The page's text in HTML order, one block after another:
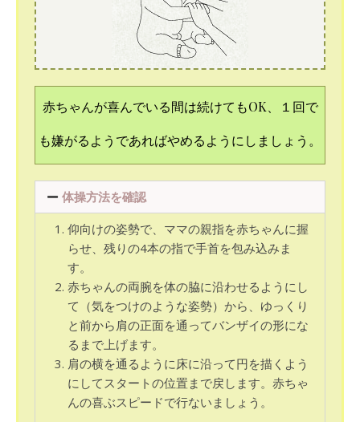
赤ちゃんが喜んでいる間は続けてもOK、１回で
も嫌がるようであればやめるようにしましょう。
体操方法を確認
仰向けの姿勢で、ママの親指を赤ちゃんに握
らせ、残りの4本の指で手首を包み込みま
す。
赤ちゃんの両腕を体の脇に沿わせるようにし
て（気をつけのような姿勢）から、ゆっくり
と前から肩の正面を通ってバンザイの形にな
るまで上げます。
肩の横を通るように床に沿って円を描くよう
にしてスタートの位置まで戻します。赤ちゃ
んの喜ぶスピードで行ないましょう。